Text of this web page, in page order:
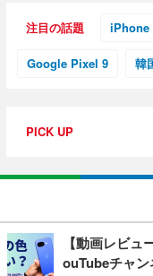
注目の話題 iPhone
Google Pixel 9 韓
PICK UP
【動画レビ
ouTubeチャン